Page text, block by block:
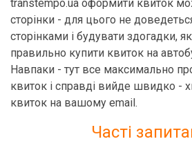
transtempo.ua оформити квиток
сторінки - для цього не
сторінками і будувати здогадки,
правильно купити квиток на
Навпаки - тут все максимально
квиток і справді вийде швидко -
квиток на вашому email.
Часті